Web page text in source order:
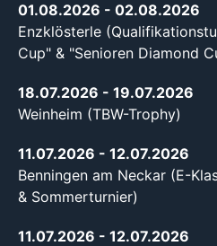
01.08.2026 - 02.08.2026
Enzklösterle
Cup" & "Senioren Diamond
18.07.2026 - 19.07.2026
Weinheim (TBW-Trophy)
11.07.2026 - 12.07.2026
Benningen am Neckar (E-
& Sommerturnier)
11.07.2026 - 12.07.2026